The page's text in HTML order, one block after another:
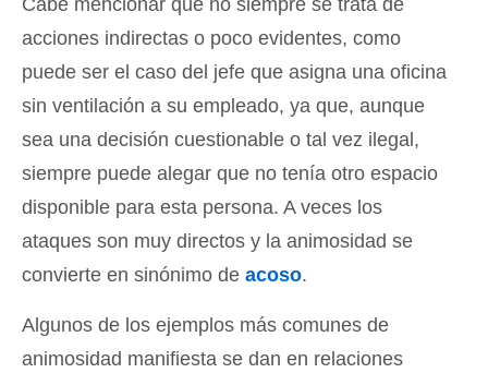
Cabe mencionar que no siempre se trata de
acciones indirectas o poco evidentes, como
puede ser el caso del jefe que asigna una oficina
sin ventilación a su empleado, ya que, aunque
sea una decisión cuestionable o tal vez ilegal,
siempre puede alegar que no tenía otro espacio
disponible para esta persona. A veces los
ataques son muy directos y la animosidad se
convierte en sinónimo de acoso.
Algunos de los ejemplos más comunes de
animosidad manifiesta se dan en relaciones